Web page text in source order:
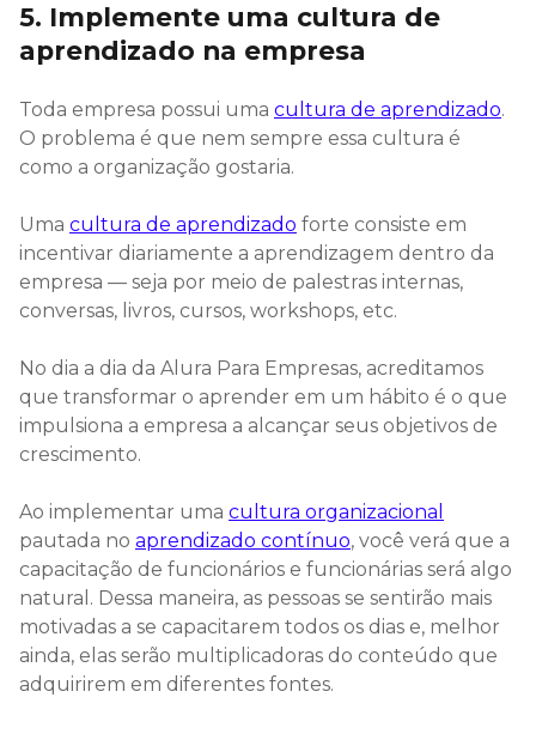
5. Implemente uma cultura de
aprendizado na empresa
Toda empresa possui uma cultura de aprendizado.
O problema é que nem sempre essa cultura é
como a organização gostaria.
Uma cultura de aprendizado forte consiste em
incentivar diariamente a aprendizagem dentro da
empresa — seja por meio de palestras internas,
conversas, livros, cursos, workshops, etc.
No dia a dia da Alura Para Empresas, acreditamos
que transformar o aprender em um hábito é o que
impulsiona a empresa a alcançar seus objetivos de
crescimento.
Ao implementar uma cultura organizacional
pautada no aprendizado contínuo, você verá que a
capacitação de funcionários e funcionárias será algo
natural. Dessa maneira, as pessoas se sentirão mais
motivadas a se capacitarem todos os dias e, melhor
ainda, elas serão multiplicadoras do conteúdo que
adquirirem em diferentes fontes.